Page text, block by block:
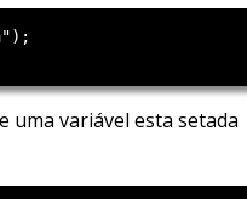
uma variável esta setada